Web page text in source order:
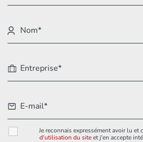
Je reconnais expressément avoir lu et
d'utilisation du siteet j'en accepte